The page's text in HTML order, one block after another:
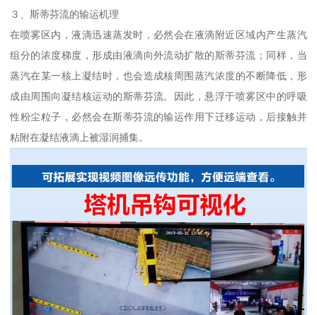
３、斯蒂芬流的输运机理
在喷雾区内，液滴迅速蒸发时，必然会在液滴附近区域内产生蒸汽
组分的浓度梯度，形成由液滴向外流动扩散的斯蒂芬流；同样，当
蒸汽在某一核上凝结时，也会造成核周围蒸汽浓度的不断降低，形
成由周围向凝结核运动的斯蒂芬流。因此，悬浮于喷雾区中的呼吸
性粉尘粒子，必然会在斯蒂芬流的输运作用下迁移运动，后接触并
粘附在凝结液滴上被湿润捕集。